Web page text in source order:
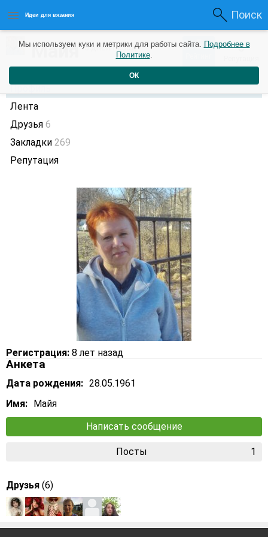
Идеи для вязания Поиск
Майя5 дней назад 5 0
Профиль
Лента
Друзья 6
Закладки 269
Репутация
Регистрация: 8 лет назад
Анкета
Дата рождения: 28.05.1961
Имя: Майя
Написать сообщение
Посты 1
Друзья (6)
Мы используем куки и метрики для работы сайта. Подробнее в
Политике.
ОК